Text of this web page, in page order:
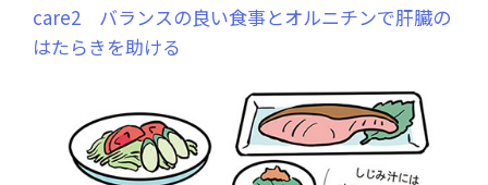
care2 バランスの良い食事とオルニチンで肝臓の
はたらきを助ける